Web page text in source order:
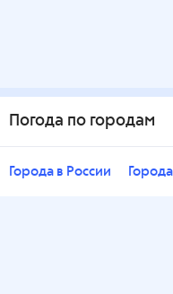
Погода по городам
Города в России